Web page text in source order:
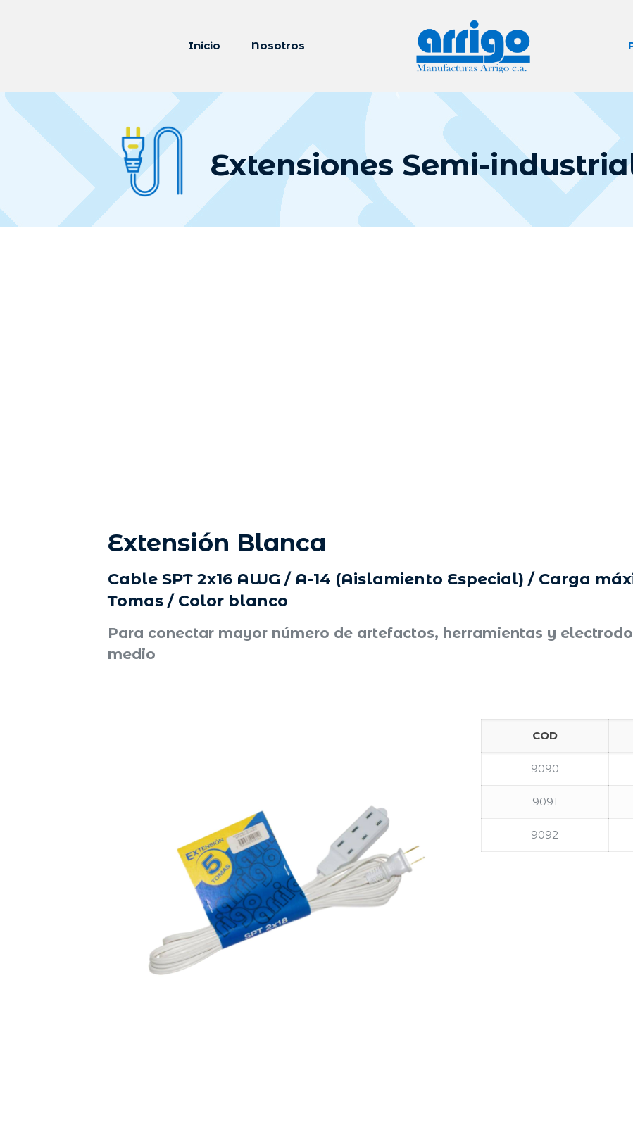
Inicio Nosotros
Extensiones Semi-
Extensión Blanca
Cable SPT 2x16 AWG / A-14 (Aislamiento Especial) / Carga
Tomas / Color blanco
Para conectar mayor número de artefactos, herramientas y
medio
COD
9090
9091
9092